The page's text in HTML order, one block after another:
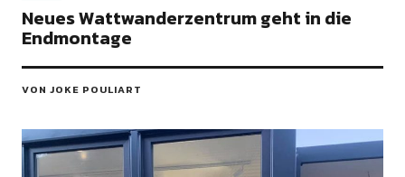
Neues Wattwanderzentrum geht in die
Endmontage
VON JOKE POULIART